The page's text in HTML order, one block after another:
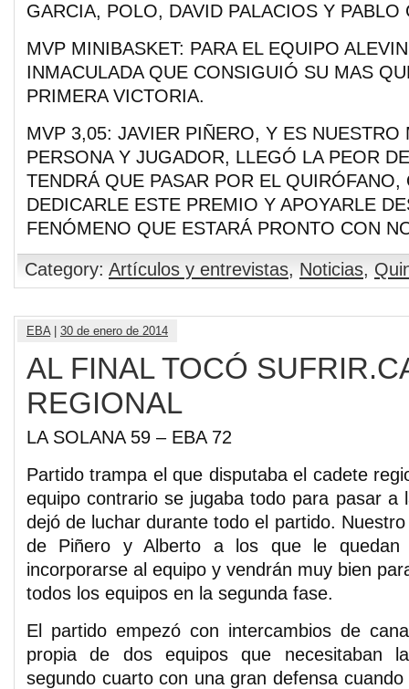
GARCIA, POLO, DAVID PALACIOS Y PABLO
MVP MINIBASKET: PARA EL EQUIPO
INMACULADA QUE CONSIGUIÓ SU MAS
PRIMERA VICTORIA.
MVP 3,05: JAVIER PIÑERO, Y ES NUESTRO
PERSONA Y JUGADOR, LLEGÓ LA PEOR
TENDRÁ QUE PASAR POR EL QUIRÓFANO,
DEDICARLE ESTE PREMIO Y APOYARLE
FENÓMENO QUE ESTARÁ PRONTO CON
Category: Artículos y entrevistas, Noticias,
EBA| 30 de enero de 2014
AL FINAL TOCÓ
REGIONAL
LA SOLANA 59 – EBA 72
Partido trampa el que disputaba el cadete
equipo contrario se jugaba todo para pasar a
dejó de luchar durante todo el partido.
de Piñero y Alberto a los que le quedan
incorporarse al equipo y vendrán muy bien
todos los equipos en la segunda fase.
El partido empezó con intercambios de
propia de dos equipos que necesitaban
segundo cuarto con una gran defensa